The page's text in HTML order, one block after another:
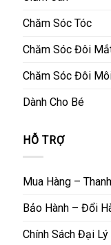
Chăm Sóc Tóc
Chăm Sóc Đôi
Chăm Sóc Đôi
Dành Cho Bé
HỖ TRỢ
Mua Hàng –
Bảo Hành – Đổi
Chính Sách Đại Lý